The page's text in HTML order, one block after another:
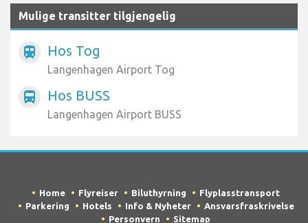
Mulige transitter tilgjengelig
train Hos Tog
Langenhagen Airport Tog
directions_bus Hos BUSS
Langenhagen Airport BUSS
Home Flyreiser Biluthyrning
Flyplasstransport
Parkering
Hotels Info & Nyheter
Ansvarsfraskrivelse
Personvern
Sitemap